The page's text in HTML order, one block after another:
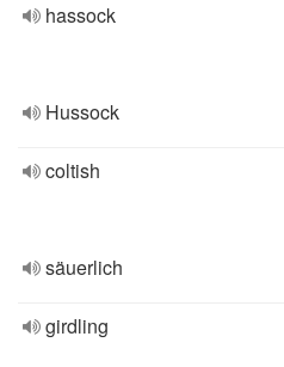
hassock
Hussock
coltish
säuerlich
girdling